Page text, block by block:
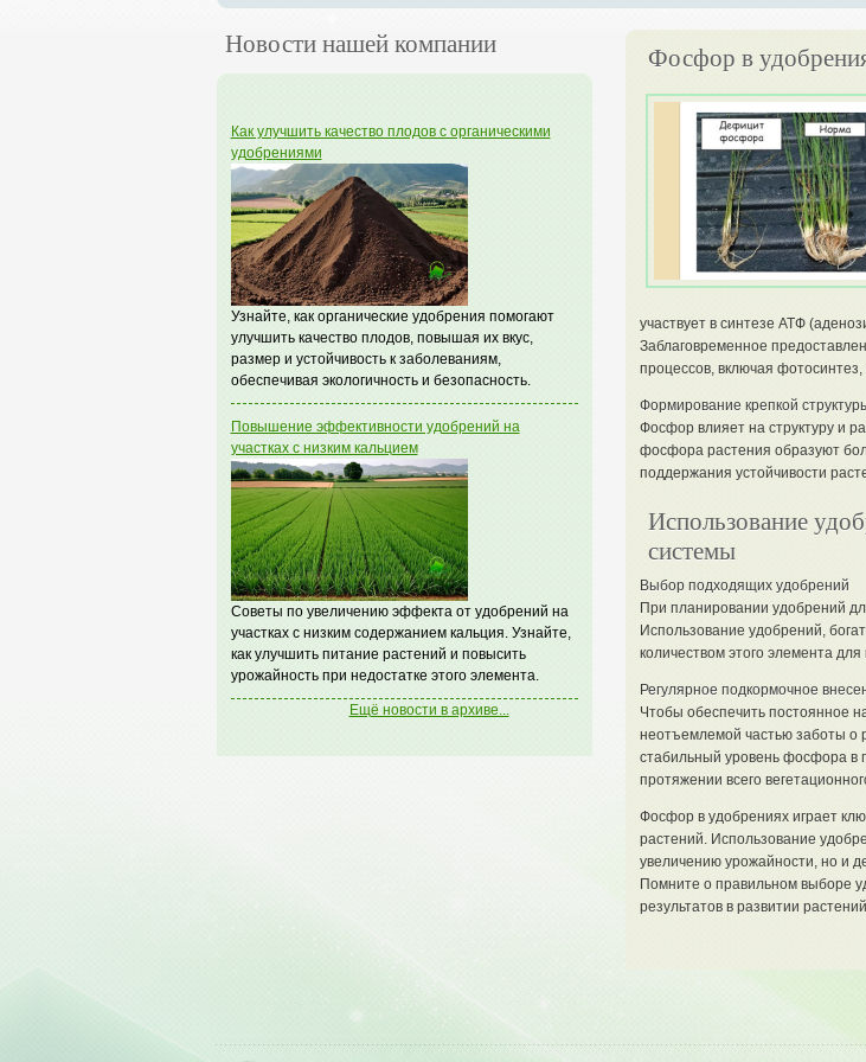
Новости нашей компании
Как улучшить качество плодов с органическими
удобрениями
Узнайте, как органические удобрения помогают
улучшить качество плодов, повышая их вкус,
размер и устойчивость к заболеваниям,
обеспечивая экологичность и безопасность.
Повышение эффективности удобрений на
участках с низким кальцием
Советы по увеличению эффекта от удобрений на
участках с низким содержанием кальция. Узнайте,
как улучшить питание растений и повысить
урожайность при недостатке этого элемента.
Ещё новости в архиве...
Фосфор в
участвует в синтезе АТФ
Заблаговременное
процессов, включая
Формирование крепкой
Фосфор влияет на структуру и
фосфора растения образуют
поддержания устойчивости
Использование
системы
Выбор подходящих удобрений
При планировании удобрений
Использование удобрений,
количеством этого элемента
Регулярное подкормочное
Чтобы обеспечить постоянное
неотъемлемой частью заботы о
стабильный уровень фосфора в
протяжении всего
Фосфор в удобрениях играет
растений. Использование
увеличению урожайности, но и
Помните о правильном выборе
результатов в развитии